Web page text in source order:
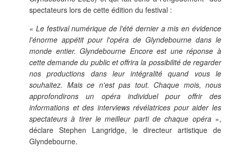
spectateurs lors de cette édition du festival :
« Le festival numérique de l'été dernier a mis en évidence
l'énorme appétit pour l'opéra de Glyndebourne dans le
monde entier. Glyndebourne Encore est une réponse à
cette demande du public et offrira la possibilité de regarder
nos productions dans leur intégralité quand vous le
souhaitez. Mais ce n'est pas tout. Chaque mois, nous
approfondirons un opéra individuel pour offrir des
informations et des interviews révélatrices pour aider les
spectateurs à tirer le meilleur parti de chaque opéra»,
déclare Stephen Langridge, le directeur artistique de
Glyndebourne.